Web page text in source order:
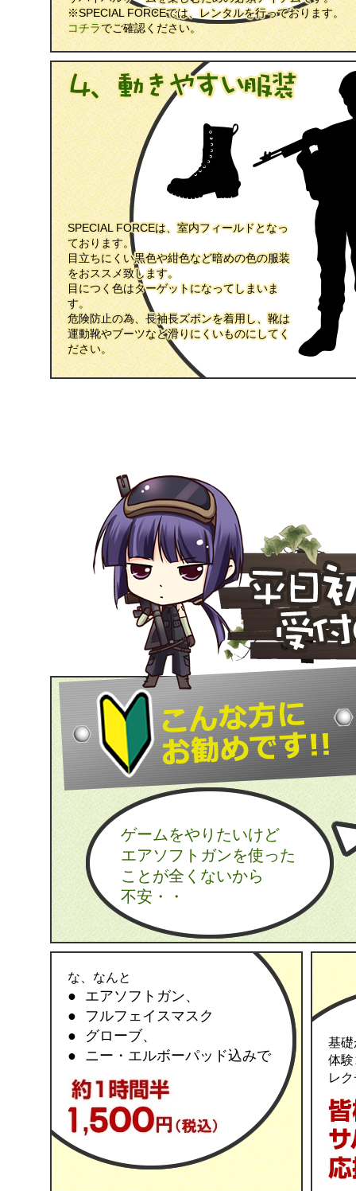
※SPECIAL FORCEでは、レンタルを行っております。
コチラでご確認ください。
SPECIAL FORCEは、室内フィールドとなっ
ております。
目立ちにくい黒色や紺色など暗めの色の服装
をおススメ致します。
目につく色はターゲットになってしまいま
す。
危険防止の為、長袖長ズボンを着用し、靴は
運動靴やブーツなど滑りにくいものにしてく
ださい。
ゲームをやりたいけど
エアソフトガンを使った
ことが全くないから
不安・・
な、なんと
エアソフトガン、
フルフェイスマスク
グローブ、
ニー・エルボーパッド込みで
基
体
レ